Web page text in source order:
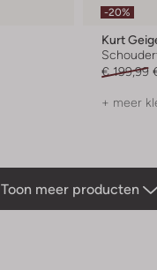
-20%
Kurt
€ 199,99
+ meer
Toon meer producten